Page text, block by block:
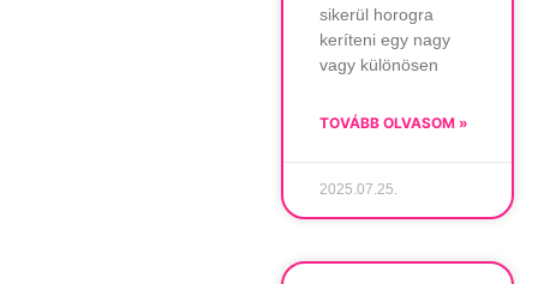
sikerül horogra
keríteni egy nagy
vagy különösen
TOVÁBB OLVASOM »
2025.07.25.